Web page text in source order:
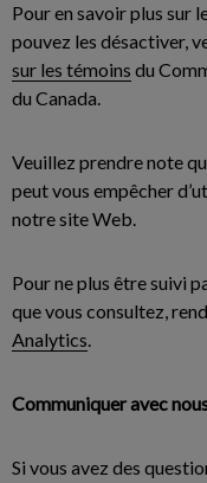
Pour en savoir plus sur
pouvez les désactiver,
sur les témoins du
du Canada.
Veuillez prendre note
peut vous empêcher
notre site Web.
Pour ne plus être suivi
que vous consultez,
Analytics.
Communiquer avec
Si vous avez des